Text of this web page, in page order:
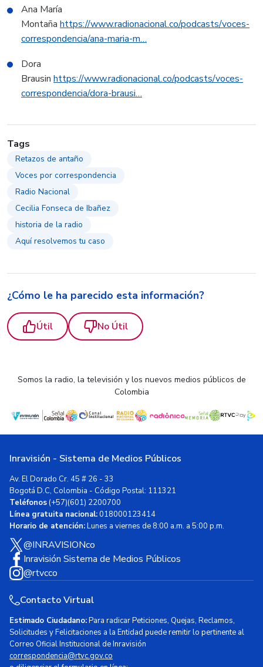
Ana María
Montaña https://www.radionacional.co/podcasts/voces-
correspondencia/ana-maria-m…
Dora
Brausin https://www.radionacional.co/podcasts/voces-
correspondencia/dora-brausi…
Tags
Retazos de antaño
Voces por correspondencia
Radio Nacional
Cecilia Fonseca de Ibañez
historia de la radio
Aquí resolvemos tu caso
¿Cómo le ha parecido esta información?
Útil No Útil
Somos la radio, la televisión y los nuevos medios públicos de
Colombia
Inravisión - Sistema de Medios Públicos
Av. El Dorado Cr. 45 # 26 - 33
Bogotá D.C, Colombia - Código Postal: 111321
Teléfonos(+57)(601) 2200700
Línea gratuita nacional:018000123414
Horario de atención:Lunes a viernes de 8:00 a.m. a 5:00 p.m.
@INRAVISIONco
Inravisión Sistema de Medios Públicos
@rtvcco
Contacto Virtual
Estimado Ciudadano:Para radicar Peticiones, Quejas, Reclamos,
Solicitudes y Felicitaciones a la Entidad puede remitir lo pertinente al
Correo Oficial Institucional de Inravisión
correspondencia@rtvc.gov.co